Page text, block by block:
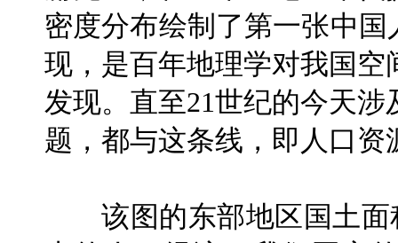
密度分布绘制了第一张中
现，是百年地理学对我国
发现。直至21世纪的今天
题，都与这条线，即人口
该图的东部地区国土面